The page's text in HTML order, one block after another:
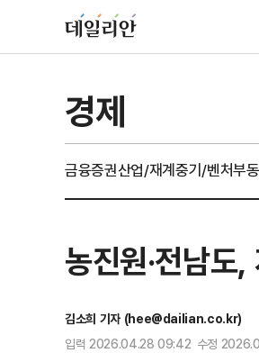
경제
금융증권산업/재계중기/벤처부
농진원·전남도
김소희 기자 (hee@dailian.co.kr)
입력 2026.04.28 09:42 수정